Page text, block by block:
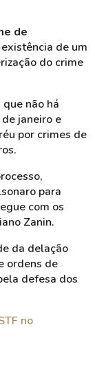
de
de um
do crime
não há
janeiro e
por crimes de
para
com os
Zanin.
da delação
ordens de
defesa dos
no